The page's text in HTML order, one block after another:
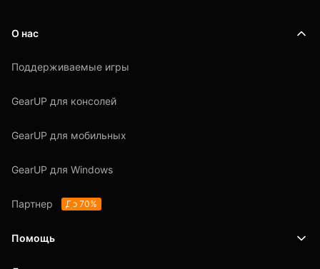
О нас
Поддерживаемые игры
GearUP для консолей
GearUP для мобильных
GearUP для Windows
Партнер До 70%
Помощь